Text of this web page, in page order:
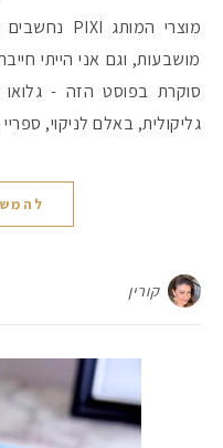
מוצרי המותג PIXI נחשבים למוצרי קאלט בקרב חובבות טיפוח
מושבעות, וגם אני הייתי
סוקרת בפוסט הזה -
גליקולית, באלם לניקוי,
קורין